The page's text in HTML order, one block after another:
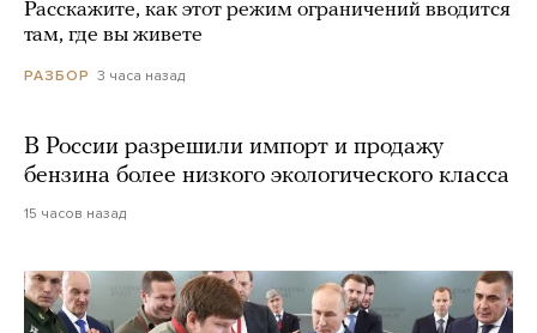
Расскажите, как этот режим ограничений вводится
там, где вы живете
РАЗБОР 3 часа назад
В России разрешили импорт и продажу
бензина более низкого экологического класса
15 часов назад